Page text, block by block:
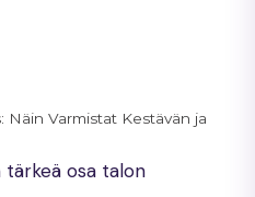
Näin Varmistat Kestävän ja
tärkeä osa talon